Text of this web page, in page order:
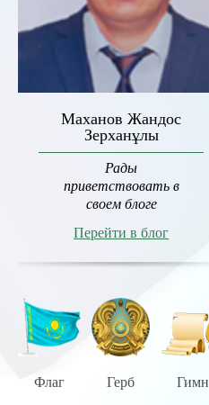
Маханов Жандос
Зерханұлы
Рады
приветствовать в
своем блоге
Перейти в блог
Флаг Герб Гимн